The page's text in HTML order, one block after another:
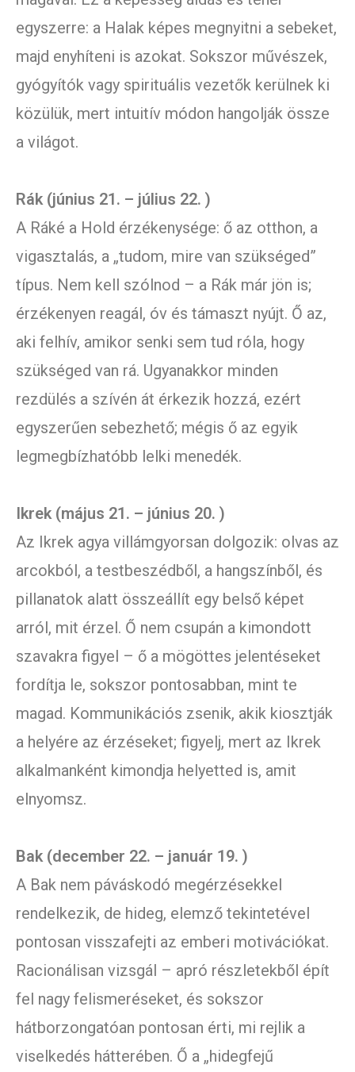
egyszerre: a Halak képes megnyitni a sebeket,
majd enyhíteni is azokat. Sokszor művészek,
gyógyítók vagy spirituális vezetők kerülnek ki
közülük, mert intuitív módon hangolják össze
a világot.
Rák (június 21. – július 22. )
A Ráké a Hold érzékenysége: ő az otthon, a
vigasztalás, a „tudom, mire van szükséged”
típus. Nem kell szólnod – a Rák már jön is;
érzékenyen reagál, óv és támaszt nyújt. Ő az,
aki felhív, amikor senki sem tud róla, hogy
szükséged van rá. Ugyanakkor minden
rezdülés a szívén át érkezik hozzá, ezért
egyszerűen sebezhető; mégis ő az egyik
legmegbízhatóbb lelki menedék.
Ikrek (május 21. – június 20. )
Az Ikrek agya villámgyorsan dolgozik: olvas az
arcokból, a testbeszédből, a hangszínből, és
pillanatok alatt összeállít egy belső képet
arról, mit érzel. Ő nem csupán a kimondott
szavakra figyel – ő a mögöttes jelentéseket
fordítja le, sokszor pontosabban, mint te
magad. Kommunikációs zsenik, akik kiosztják
a helyére az érzéseket; figyelj, mert az Ikrek
alkalmanként kimondja helyetted is, amit
elnyomsz.
Bak (december 22. – január 19. )
A Bak nem páváskodó megérzésekkel
rendelkezik, de hideg, elemző tekintetével
pontosan visszafejti az emberi motivációkat.
Racionálisan vizsgál – apró részletekből épít
fel nagy felismeréseket, és sokszor
hátborzongatóan pontosan érti, mi rejlik a
viselkedés hátterében. Ő a „hidegfejű